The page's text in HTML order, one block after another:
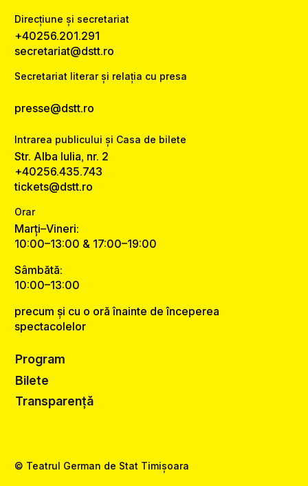
Direcțiune și secretariat
+40256.201.291
secretariat@dstt.ro
Secretariat literar și relația cu presa
presse@dstt.ro
Intrarea publicului și Casa de bilete
Str. Alba Iulia, nr. 2
+40256.435.743
tickets@dstt.ro
Orar
Marți–Vineri:
10:00–13:00 & 17:00–19:00
Sâmbătă:
10:00–13:00
precum și cu o oră înainte de începerea
spectacolelor
Program
Bilete
Transparență
© Teatrul German de Stat Timișoara